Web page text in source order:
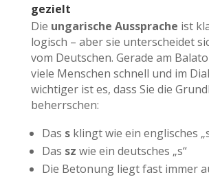
gezielt
Die ungarische Aussprache ist
logisch – aber sie unterscheidet
vom Deutschen. Gerade am
viele Menschen schnell und im
wichtiger ist es, dass Sie die
beherrschen:
Das sklingt wie ein englisches
Das sz wie ein deutsches „s“
Die Betonung liegt fast immer